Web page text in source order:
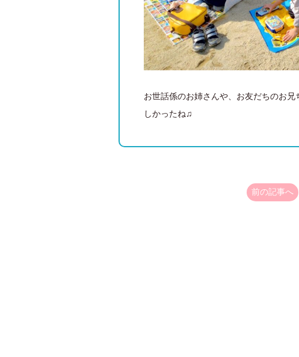
お世話係のお姉さんや、お友だちのお
しかったね♫
前の記事へ